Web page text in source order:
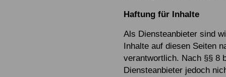
Haftung für Inhalte
Als Diensteanbieter sind
Inhalte auf diesen Seiten
verantwortlich. Nach §§ 8
Diensteanbieter jedoch